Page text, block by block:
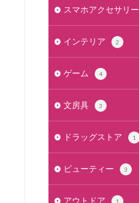
スマホアクセサリー
インテリア 2
ゲーム 4
文房具 3
ドラッグストア 1
ビューティー 3
アウトドア 1